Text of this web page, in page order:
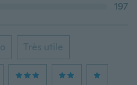
197
Très utile